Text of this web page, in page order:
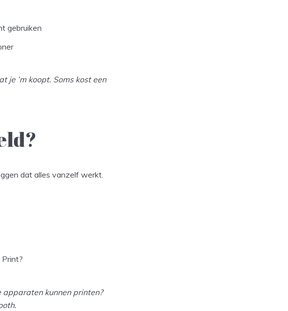
gebruiken
je ’m koopt. Soms kost een
dat alles vanzelf werkt.
apparaten kunnen printen?